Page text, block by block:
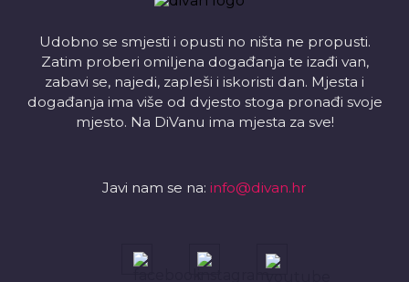
Udobno se smjesti i opusti no ništa ne propusti.
Zatim proberi omiljena događanja te izađi van,
zabavi se, najedi, zapleši i iskoristi dan. Mjesta i
događanja ima više od dvjesto stoga pronađi svoje
mjesto. Na DiVanu ima mjesta za sve!
Javi nam se na: info@divan.hr